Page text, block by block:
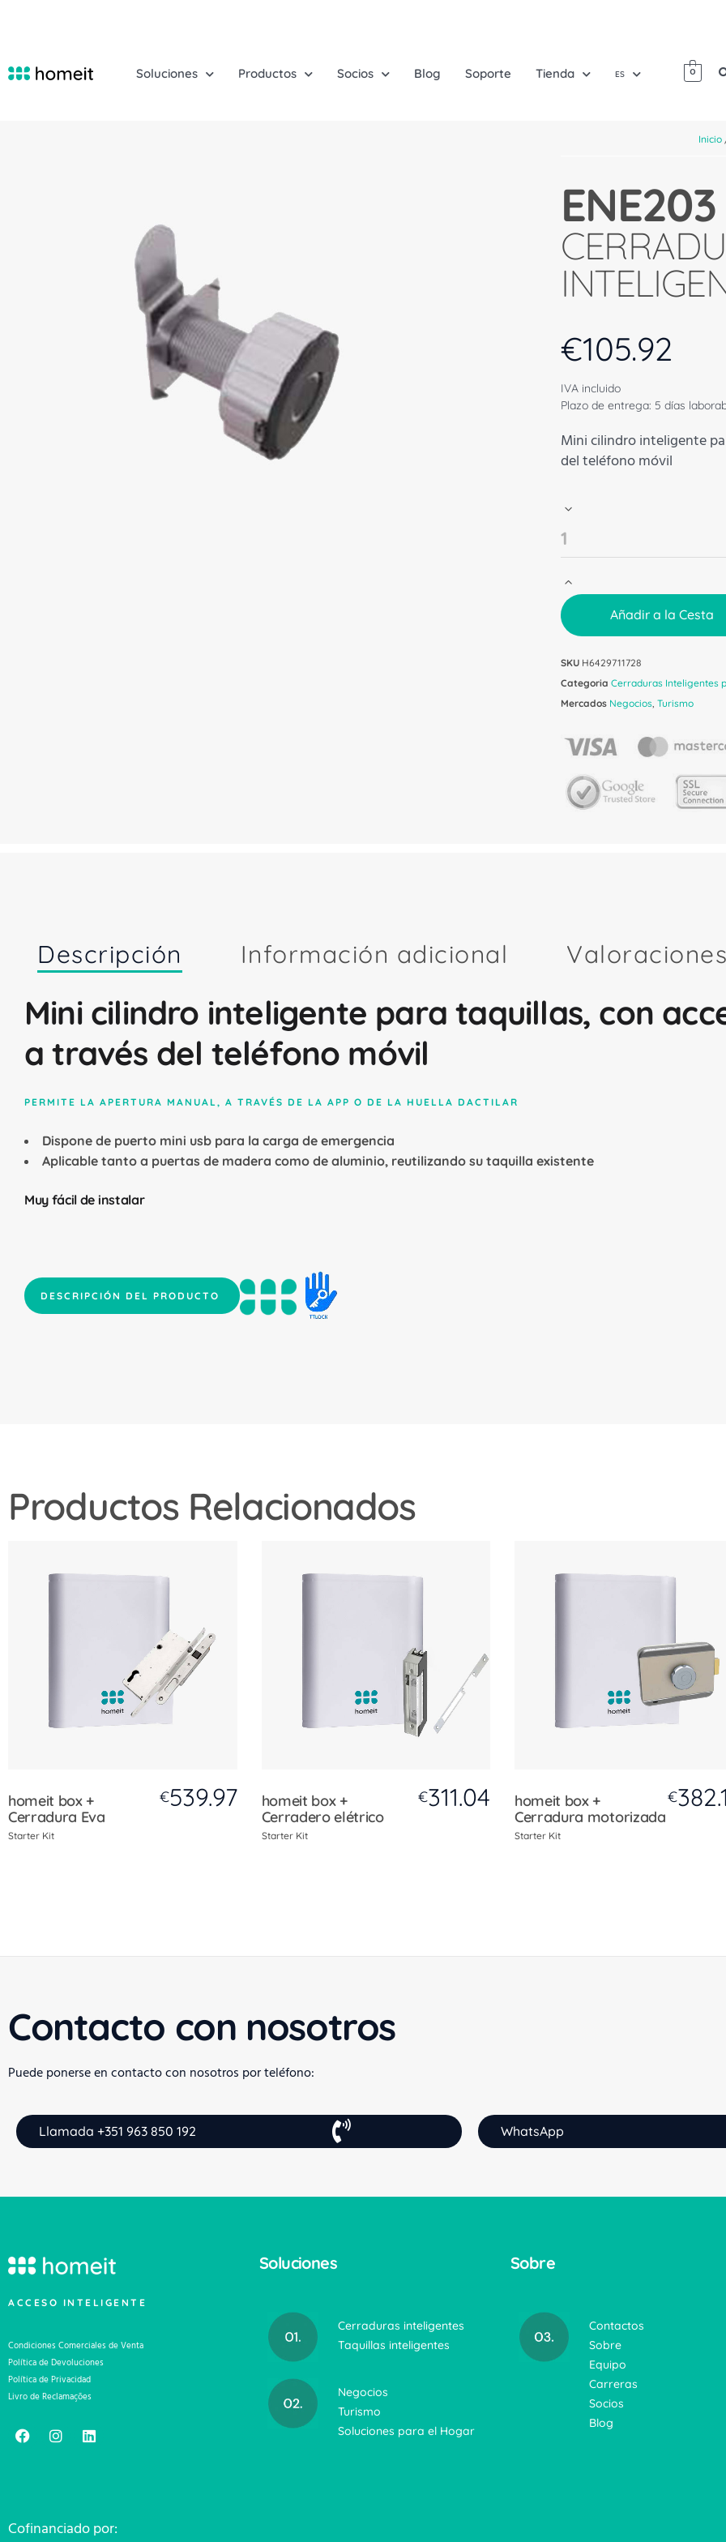
Soluciones Productos Socios Blog Soporte Tienda ES 0
Inicio
ENE203
€105.92
IVA incluido
Plazo de entrega: 5 días
Mini cilindro inteligente
del teléfono móvil
Añadir a la Cesta
SKU H6429711728
Categoria Cerraduras Inteligentes
Mercados Negocios, Turismo
Descripción Información adicional
Mini cilindro inteligente para taquillas, con
a través del teléfono móvil
PERMITE LA APERTURA MANUAL, A TRAVÉS DE LA APP O DE LA HUELLA DACTILAR
Dispone de puerto mini usb para la carga de emergencia
Aplicable tanto a puertas de madera como de aluminio, reutilizando su taquilla existente
Muy fácil de instalar
DESCRIPCIÓN DEL PRODUCTO
Productos Relacionados
homeit box +
Cerradura Eva
€539.97
Starter Kit
homeit box +
Cerradero elétrico
€311.04
Starter Kit
homeit box +
Cerradura motorizada
€
Starter Kit
Contacto con nosotros
Puede ponerse en contacto con nosotros por teléfono:
Llamada +351 963 850 192 WhatsApp
ACCESO INTELIGENTE
Condiciones Comerciales de Venta
Política de Devoluciones
Política de Privacidad
Livro de Reclamações
Soluciones
Cerraduras inteligentes
Taquillas inteligentes
Negocios
Turismo
Soluciones para el Hogar
Sobre
Contactos
Sobre
Equipo
Carreras
Socios
Blog
Cofinanciado por: